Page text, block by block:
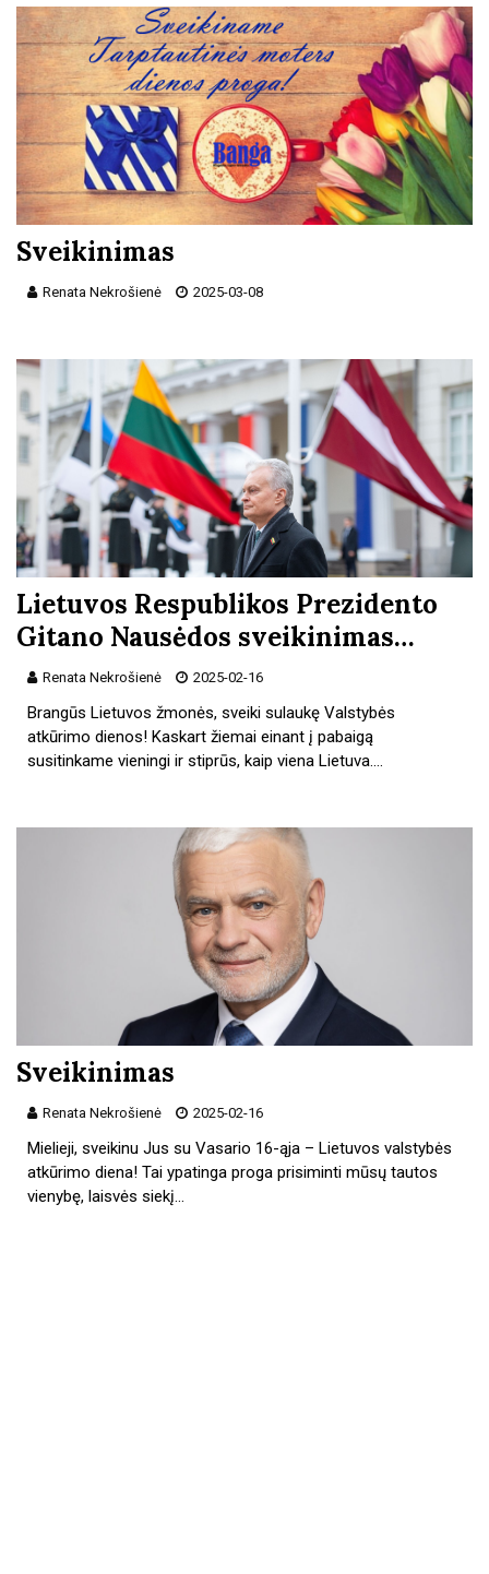
Sveikinimas
Renata Nekrošienė 2025-03-08
Lietuvos Respublikos Prezidento
Gitano Nausėdos sveikinimas…
Renata Nekrošienė 2025-02-16
Brangūs Lietuvos žmonės, sveiki sulaukę Valstybės
atkūrimo dienos! Kaskart žiemai einant į pabaigą
susitinkame vieningi ir stiprūs, kaip viena Lietuva.…
Sveikinimas
Renata Nekrošienė 2025-02-16
Mielieji, sveikinu Jus su Vasario 16-ąja – Lietuvos valstybės
atkūrimo diena! Tai ypatinga proga prisiminti mūsų tautos
vienybę, laisvės siekį…